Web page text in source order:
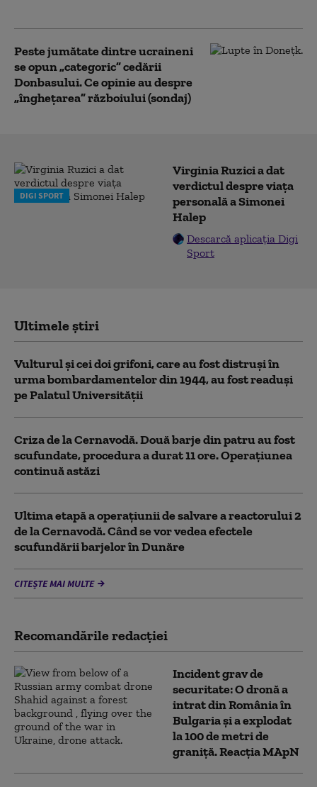
Peste jumătate dintre ucraineni
se opun „categoric” cedării
Donbasului. Ce opinie au despre
„înghețarea” războiului (sondaj)
DIGI SPORT
Virginia Ruzici a dat
verdictul despre viața
personală a Simonei
Halep
Descarcă aplicația Digi
Sport
Ultimele știri
Vulturul şi cei doi grifoni, care au fost distruşi în
urma bombardamentelor din 1944, au fost readuși
pe Palatul Universității
Criza de la Cernavodă. Două barje din patru au fost
scufundate, procedura a durat 11 ore. Operațiunea
continuă astăzi
Ultima etapă a operațiunii de salvare a reactorului 2
de la Cernavodă. Când se vor vedea efectele
scufundării barjelor în Dunăre
CITEȘTE MAI MULTE
Recomandările redacţiei
Incident grav de
securitate: O dronă a
intrat din România în
Bulgaria şi a explodat
la 100 de metri de
graniţă. Reacția MApN